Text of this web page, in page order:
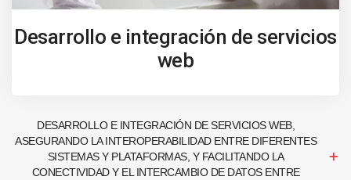
Desarrollo e integración de servicios
web
DESARROLLO E INTEGRACIÓN DE SERVICIOS WEB,
ASEGURANDO LA INTEROPERABILIDAD ENTRE DIFERENTES
SISTEMAS Y PLATAFORMAS, Y FACILITANDO LA
CONECTIVIDAD Y EL INTERCAMBIO DE DATOS ENTRE